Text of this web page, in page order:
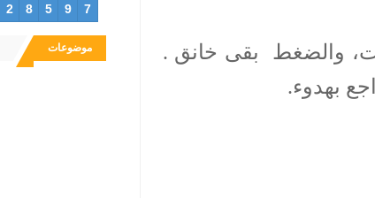
والضغط بقى خانق .
بهدوء.
2 8 5 9 7
موضوعات